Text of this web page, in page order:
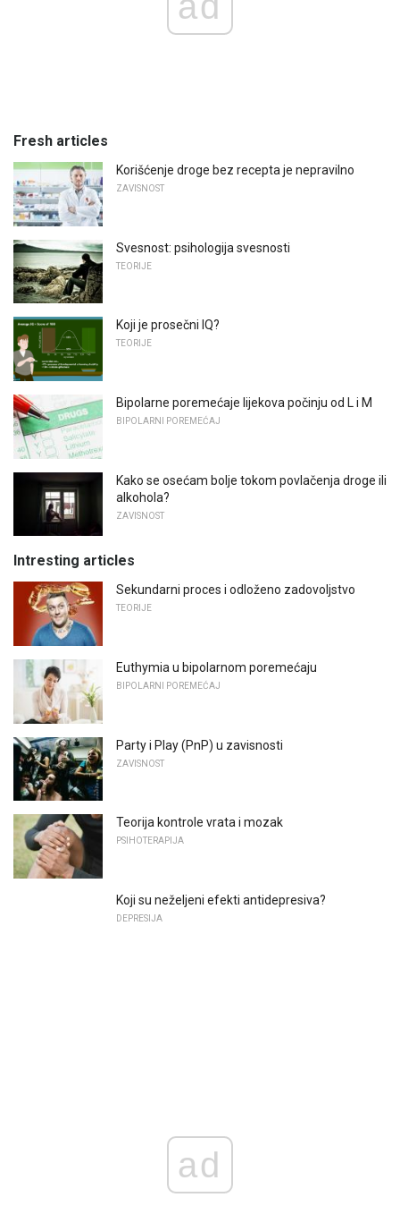
Fresh articles
Korišćenje droge bez recepta je nepravilno
ZAVISNOST
Svesnost: psihologija svesnosti
TEORIJE
Koji je prosečni IQ?
TEORIJE
Bipolarne poremećaje lijekova počinju od L i M
BIPOLARNI POREMEĆAJ
Kako se osećam bolje tokom povlačenja droge ili
alkohola?
ZAVISNOST
Intresting articles
Sekundarni proces i odloženo zadovoljstvo
TEORIJE
Euthymia u bipolarnom poremećaju
BIPOLARNI POREMEĆAJ
Party i Play (PnP) u zavisnosti
ZAVISNOST
Teorija kontrole vrata i mozak
PSIHOTERAPIJA
Koji su neželjeni efekti antidepresiva?
DEPRESIJA
ad